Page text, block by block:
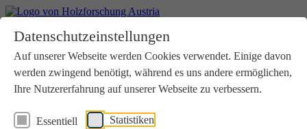
Datenschutzeinstellungen
Auf unserer Webseite werden Cookies verwendet. Einige davon
werden zwingend benötigt, während es uns andere ermöglichen,
Ihre Nutzererfahrung auf unserer Webseite zu verbessern.
Essentiell Statistiken
Aktuelles
Downloads
Kontakt
Login
Verein